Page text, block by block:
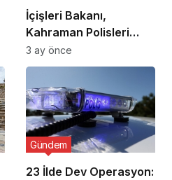
İçişleri Bakanı,
Kahraman Polisleri
Ziyaret Etti
3 ay önce
23 İlde Dev Operasyon:
Gündem